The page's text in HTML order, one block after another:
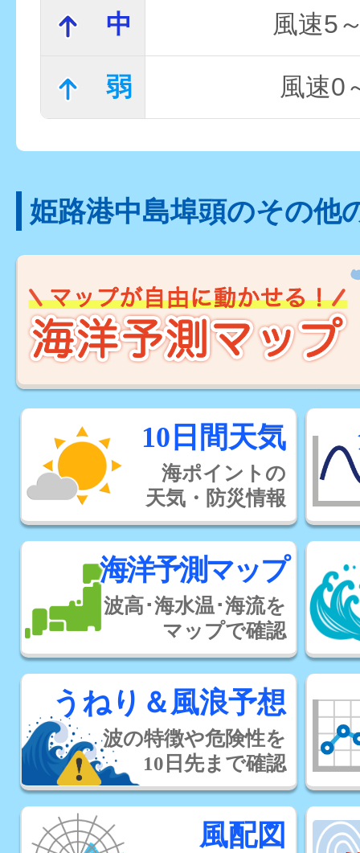
中 風速5
弱 風速0
姫路港中島埠頭のその他
10日間天気
海ポイントの
天気・防災情報
海洋予測マップ
波高･海水温･海流を
マップで確認
うねり＆風浪予想
波の特徴や危険性を
10日先まで確認
風配図